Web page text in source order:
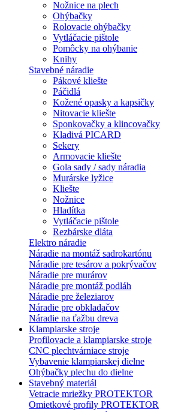
Nožnice na plech
Ohýbačky
Rolovacie ohýbačky
Vytláčacie pištole
Pomôcky na ohýbanie
Knihy
Stavebné náradie
Pákové kliešte
Páčidlá
Kožené opasky a kapsičky
Nitovacie kliešte
Sponkovačky a klincovačky
Kladivá PICARD
Sekery
Armovacie kliešte
Gola sady / sady náradia
Murárske lyžice
Kliešte
Nožnice
Hladítka
Vytláčacie pištole
Rezbárske dláta
Elektro náradie
Náradie na montáž sadrokartónu
Náradie pre tesárov a pokrývačov
Náradie pre murárov
Náradie pre montáž podláh
Náradie pre železiarov
Náradie pre obkladačov
Náradie na ťažbu dreva
Klampiarske stroje
Profilovacie a klampiarske stroje
CNC plechtvárniace stroje
Vybavenie klampiarskej dielne
Ohýbačky plechu do dielne
Stavebný materiál
Vetracie mriežky PROTEKTOR
Omietkové profily PROTEKTOR